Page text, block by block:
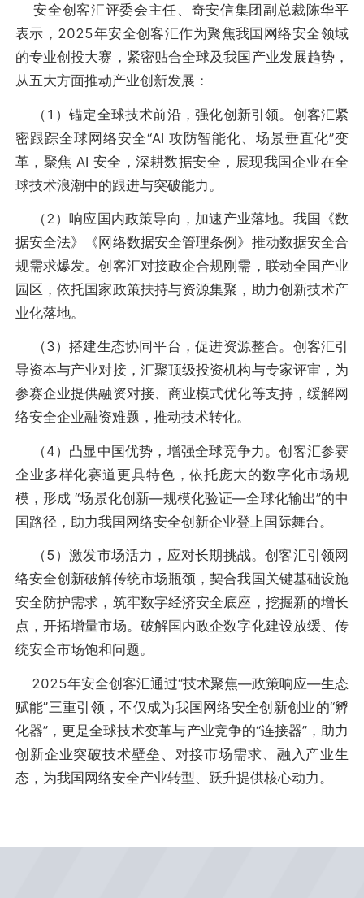
安全创客汇评委会主任、奇安信集团副总裁陈华平
表示，2025年安全创客汇作为聚焦我国网络安全领域
的专业创投大赛，紧密贴合全球及我国产业发展趋势，
从五大方面推动产业创新发展：
（1）锚定全球技术前沿，强化创新引领。创客汇紧
密跟踪全球网络安全“AI 攻防智能化、场景垂直化”变
革，聚焦 AI 安全，深耕数据安全，展现我国企业在全
球技术浪潮中的跟进与突破能力。
（2）响应国内政策导向，加速产业落地。我国《数
据安全法》《网络数据安全管理条例》推动数据安全合
规需求爆发。创客汇对接政企合规刚需，联动全国产业
园区，依托国家政策扶持与资源集聚，助力创新技术产
业化落地。
（3）搭建生态协同平台，促进资源整合。创客汇引
导资本与产业对接，汇聚顶级投资机构与专家评审，为
参赛企业提供融资对接、商业模式优化等支持，缓解网
络安全企业融资难题，推动技术转化。
（4）凸显中国优势，增强全球竞争力。创客汇参赛
企业多样化赛道更具特色，依托庞大的数字化市场规
模，形成 “场景化创新—规模化验证—全球化输出”的中
国路径，助力我国网络安全创新企业登上国际舞台。
（5）激发市场活力，应对长期挑战。创客汇引领网
络安全创新破解传统市场瓶颈，契合我国关键基础设施
安全防护需求，筑牢数字经济安全底座，挖掘新的增长
点，开拓增量市场。破解国内政企数字化建设放缓、传
统安全市场饱和问题。
2025年安全创客汇通过“技术聚焦—政策响应—生态
赋能”三重引领，不仅成为我国网络安全创新创业的“孵
化器”，更是全球技术变革与产业竞争的“连接器”，助力
创新企业突破技术壁垒、对接市场需求、融入产业生
态，为我国网络安全产业转型、跃升提供核心动力。